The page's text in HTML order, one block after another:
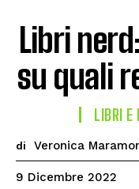
Libri
su quali
LIBRI E
di Veronica
9 Dicembre 2022